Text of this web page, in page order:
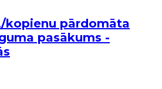
kopienu pārdomāta
pasākums -